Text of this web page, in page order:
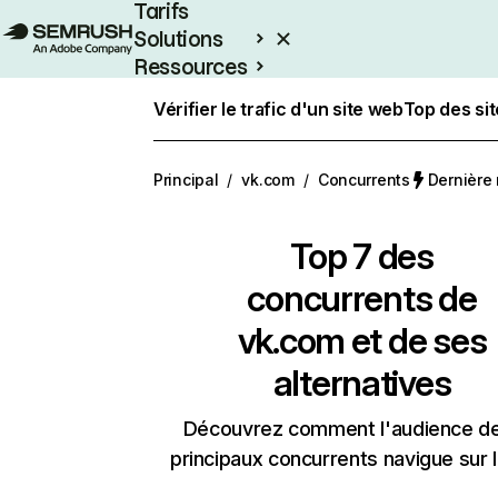
Tarifs
Solutions
Ressources
Vérifier le trafic d'un site webTop des
Principal / vk.com / Concurrents Dernière
Top 7 des
concurrents de
vk.com et de ses
alternatives
Découvrez comment l'audience
principaux concurrents navigue sur